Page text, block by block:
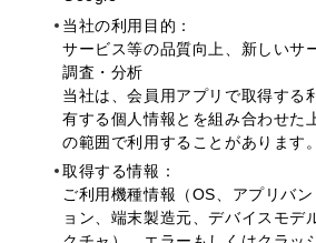
当社の利用目的：
サービス等の品質向上、新しいサ
調査・分析
当社は、会員用アプリで取得する
有する個人情報とを組み合わせた
の範囲で利用することがあります。
取得する情報：
ご利用機種情報（OS、アプリバ
ョン、端末製造元、デバイスモデ